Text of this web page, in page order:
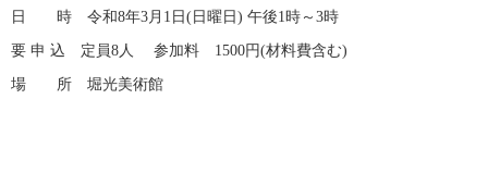
日　　時　令和8年3月1日(日曜日) 午後1時～3時
要 申 込　定員8人　 参加料　1500円(材料費含む)
場　　所　堀光美術館